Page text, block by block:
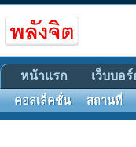
หน้าแรก เว็บบอร์
คอลเล็คชั่น สถานที่